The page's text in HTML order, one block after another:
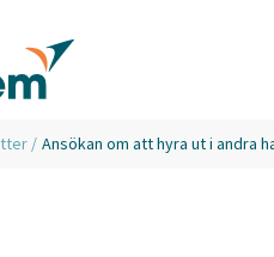
/ Ansökan om att hyra ut i andra